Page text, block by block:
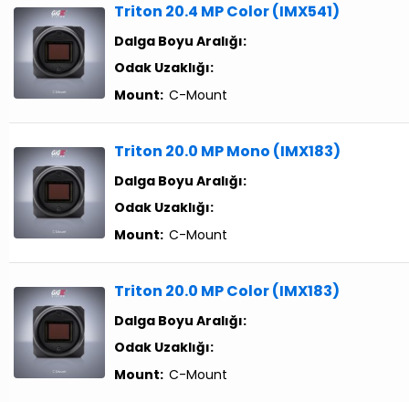
Triton 20.4 MP Color (IMX541)
Dalga Boyu Aralığı:
Odak Uzaklığı:
Mount: C-Mount
Triton 20.0 MP Mono (IMX183)
Dalga Boyu Aralığı:
Odak Uzaklığı:
Mount: C-Mount
Triton 20.0 MP Color (IMX183)
Dalga Boyu Aralığı:
Odak Uzaklığı:
Mount: C-Mount